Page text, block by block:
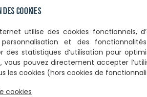
cookies
utilise des cookies fonctionnels,
personnalisation et des
des statistiques d’utilisation pour
vous pouvez directement accepter
les cookies (hors cookies de
cookies
Droit public